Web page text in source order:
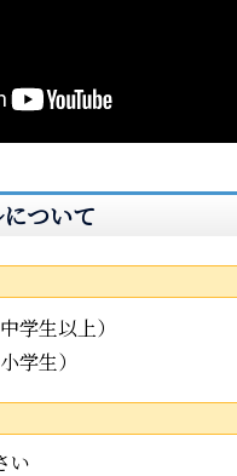
ついて
中学生以上）
小学生）
い